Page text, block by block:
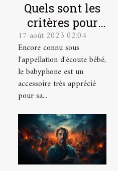
Quels sont les
critères pour
choisir le
meilleur
babyphone
vidéo ?
17 août 2023 02:04
Encore connu sous
l'appellation d'écoute bébé,
le babyphone est un
accessoire très apprécié
pour sa...